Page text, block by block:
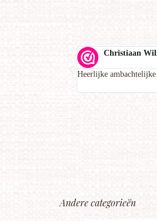
Christiaan
Heerlijke
Andere categorieën